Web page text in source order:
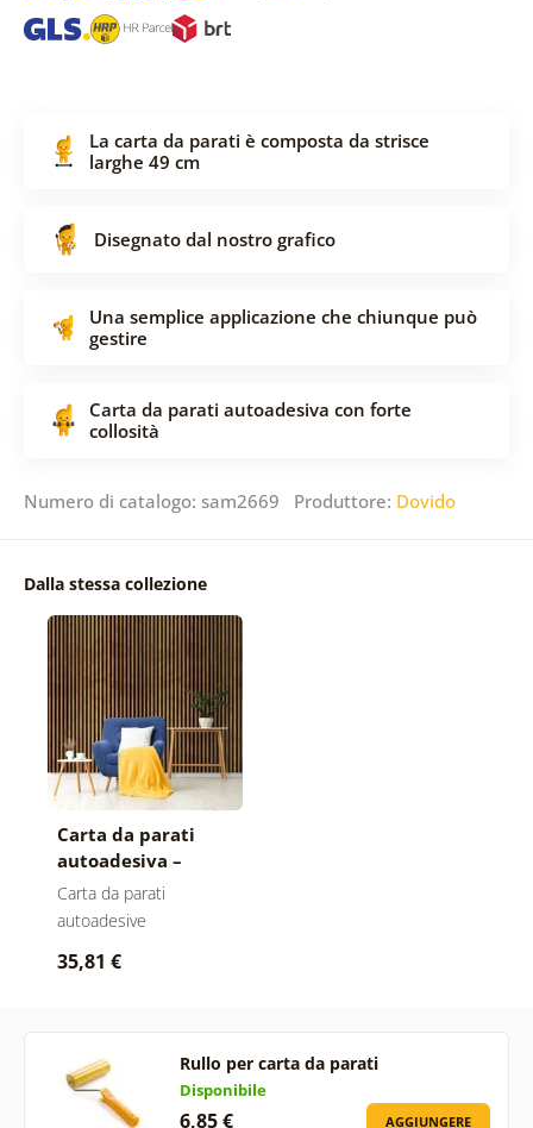
La carta da parati è composta da strisce
larghe 49 cm
Disegnato dal nostro grafico
Una semplice applicazione che chiunque può
gestire
Carta da parati autoadesiva con forte
collosità
Numero di catalogo: sam2669 Produttore: Dovido
Dalla stessa collezione
Carta da parati
autoadesiva –
Imitazione di
lamelle in legno
Carta da parati
autoadesive
35,81 €
Rullo per carta da parati
Disponibile
6,85 € AGGIUNGERE